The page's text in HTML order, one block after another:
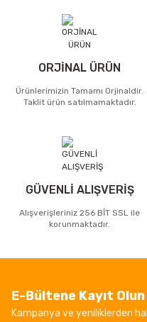
ORJİNAL ÜRÜN
Ürünlerimizin Tamamı Orjinaldir.
Taklit ürün satılmamaktadır.
GÜVENLİ ALIŞVERİŞ
Alışverişleriniz 256 BİT SSL ile
korunmaktadır.
E-Bültene Kayıt Olun
Kampanya ve yeniliklerden